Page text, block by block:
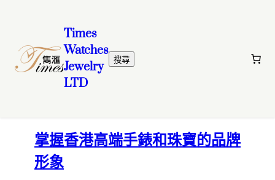
掌握香港高端手錶和珠寶的品牌
形象
Times
Watches
Jewelry
LTD
搜搜尋